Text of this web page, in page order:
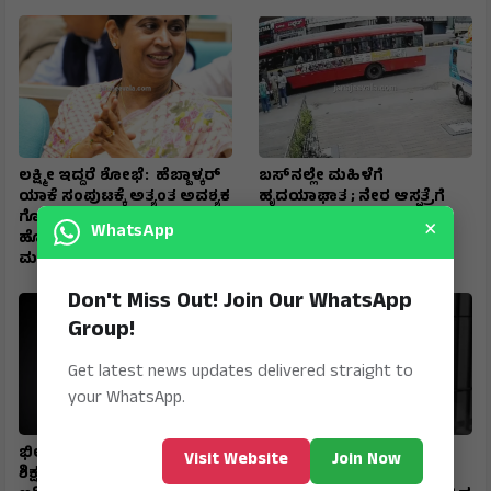
ಲಕ್ಷ್ಮೀ ಇದ್ದರೆ ಶೋಭೆ: ಹೆಬ್ಬಾಳ್ಕರ್
ಯಾಕೆ ಸಂಪುಟಕ್ಕೆ ಅತ್ಯಂತ ಅವಶ್ಯಕ
ಗೊತ್ತೇ ? ಬೆಳಗಾವಿಗೆ ಅಭಿವೃದ್ಧಿಯ
ಹೊಳೆಯನ್ನೇ ಹರಿಸಿದ್ದ
ಮಹಾನಾಯಕಿ
ಬಸ್‌ನಲ್ಲೇ ಮಹಿಳೆಗೆ
ಹೃದಯಾಘಾತ ; ನೇರ ಆಸ್ಪತ್ರೆಗೆ
ಬಸ್‌ ಚಲಾಯಿಸಿಕೊಂಡು ಬಂದು
ಸಮಯಪ್ರಜ್ಞೆ ಮೆರೆದ ಚಾಲಕ
ಭೀಕರ ಕೊಲೆ ; 2 ತಿಂಗಳ ಸಂಚು…
ಶಿಕ್ಷಕಿಗೆ 27 ಬಾರಿ ಚಾಕುವಿನಿಂದ
ವಿಶ್ವಾಸಾರ್ಹ ಸಾಕ್ಷ್ಯಗಳಿಲ್ಲದೆ 22
ವರ್ಷ ಜೈಲು; ಕೊಲೆ ಪ್ರಕರಣದ
WhatsApp ×
Don't Miss Out! Join Our WhatsApp
Group!
Get latest news updates delivered straight to
your WhatsApp.
Visit Website Join Now